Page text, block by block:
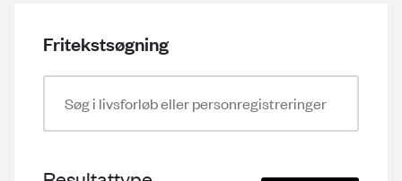
Data og kilder i Link-Lives
Vejledninger
Fritekstsøgning